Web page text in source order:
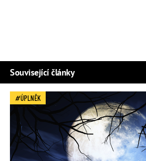
Související články
ÚPLNĚK